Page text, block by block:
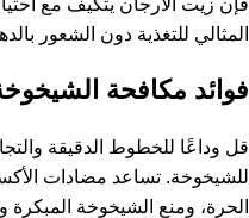
المثالي للتغذية دون الشعور
فوائد مكافحة
قل وداعًا للخطوط الدقيقة
للشيخوخة. تساعد مضادات
الحرة، ومنع الشيخوخة المبكرة